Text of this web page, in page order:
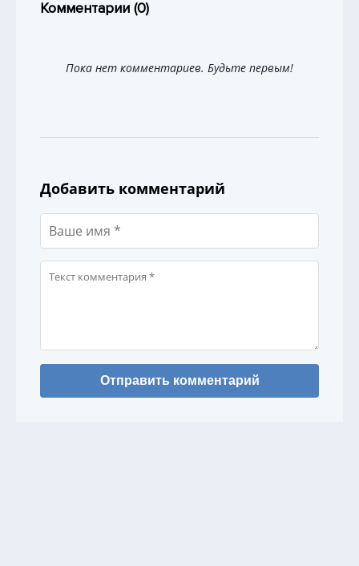
Комментарии (0)
Пока нет комментариев. Будьте первым!
Добавить комментарий
Отправить комментарий